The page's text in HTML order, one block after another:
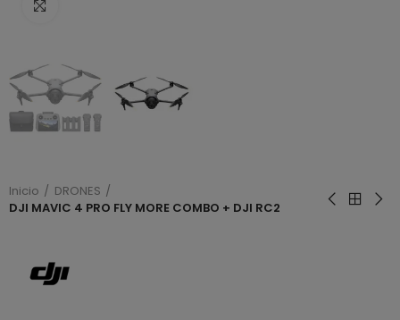
Inicio
DRONES
DJI MAVIC 4 PRO FLY MORE COMBO + DJI RC2